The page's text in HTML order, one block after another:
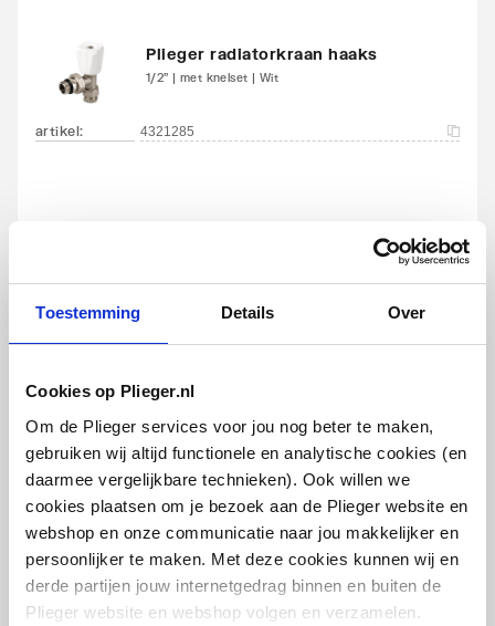
Toestemming Details Over
Cookies op Plieger.nl
Om de Plieger services voor jou nog beter te maken,
gebruiken wij altijd functionele en analytische cookies (en
daarmee vergelijkbare technieken). Ook willen we
cookies plaatsen om je bezoek aan de Plieger website en
webshop en onze communicatie naar jou makkelijker en
persoonlijker te maken. Met deze cookies kunnen wij en
derde partijen jouw internetgedrag binnen en buiten de
Plieger website en webshop volgen en verzamelen.
Met blindstoppen Ja
bevestigingsmateriaal
Plieger radiatorkraan haaks
1/2" | met knelset | Wit
artikel: 4321285
Cosmo voetventiel haaks